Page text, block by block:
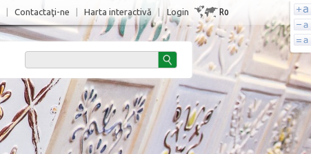
Login Ro
Contactaţi-ne Harta interactivă